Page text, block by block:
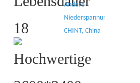
Andere
Niederspannungselektronik:
CHINT, China